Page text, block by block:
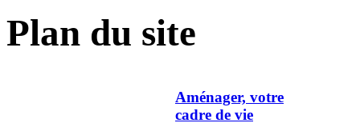
Plan du site
Aménager, votre
cadre de vie